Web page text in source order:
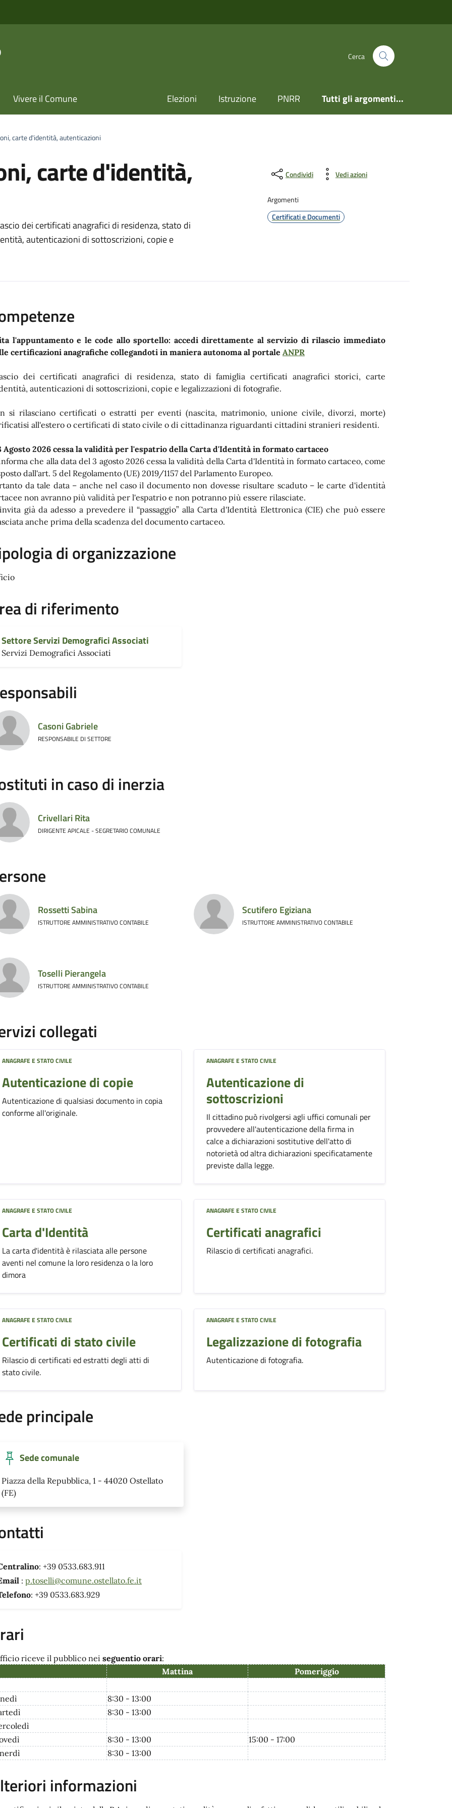
Cerca
Vivere il Comune Elezioni Istruzione PNRR Tutti gli argomenti...
carte d'identità, autenticazioni
carte d'identità,
dei certificati anagrafici di residenza, stato di
autenticazioni di sottoscrizioni, copie e
Condividi Vedi azioni
Argomenti
Certificati e Documenti
l'appuntamento e le code allo sportello: accedi direttamente al servizio di rilascio immediato
certificazioni anagrafiche collegandoti in maniera autonoma al portale ANPR
dei certificati anagrafici di residenza, stato di famiglia certificati anagrafici storici, carte
autenticazioni di sottoscrizioni, copie e legalizzazioni di fotografie.
si rilasciano certificati o estratti per eventi (nascita, matrimonio, unione civile, divorzi, morte)
all'estero o certificati di stato civile o di cittadinanza riguardanti cittadini stranieri residenti.
Agosto 2026 cessa la validità per l'espatrio della Carta d'Identità in formato cartaceo
che alla data del 3 agosto 2026 cessa la validità della Carta d'Identità in formato cartaceo, come
dall'art. 5 del Regolamento (UE) 2019/1157 del Parlamento Europeo.
da tale data – anche nel caso il documento non dovesse risultare scaduto – le carte d'identità
non avranno più validità per l'espatrio e non potranno più essere rilasciate.
già da adesso a prevedere il “passaggio” alla Carta d'Identità Elettronica (CIE) che può essere
anche prima della scadenza del documento cartaceo.
di organizzazione
di riferimento
Settore Servizi Demografici Associati
Servizi Demografici Associati
Casoni Gabriele
RESPONSABILE DI SETTORE
in caso di inerzia
Crivellari Rita
DIRIGENTE APICALE - SEGRETARIO COMUNALE
Rossetti Sabina
ISTRUTTORE AMMINISTRATIVO CONTABILE
Scutifero Egiziana
ISTRUTTORE AMMINISTRATIVO CONTABILE
Toselli Pierangela
ISTRUTTORE AMMINISTRATIVO CONTABILE
collegati
ANAGRAFE E STATO CIVILE
Autenticazione di copie
Autenticazione di qualsiasi documento in copia
conforme all'originale.
ANAGRAFE E STATO CIVILE
Autenticazione di
sottoscrizioni
Il cittadino può rivolgersi agli uffici comunali per
provvedere all'autenticazione della firma in
calce a dichiarazioni sostitutive dell'atto di
notorietà od altra dichiarazioni specificatamente
previste dalla legge.
ANAGRAFE E STATO CIVILE
Carta d'Identità
La carta d'identità è rilasciata alle persone
aventi nel comune la loro residenza o la loro
dimora
ANAGRAFE E STATO CIVILE
Certificati anagrafici
Rilascio di certificati anagrafici.
ANAGRAFE E STATO CIVILE
Certificati di stato civile
Rilascio di certificati ed estratti degli atti di
stato civile.
ANAGRAFE E STATO CIVILE
Legalizzazione di fotografia
Autenticazione di fotografia.
principale
Sede comunale
Piazza della Repubblica, 1 - 44020 Ostellato
(FE)
: +39 0533.683.911
: p.toselli@comune.ostellato.fe.it
: +39 0533.683.929
riceve il pubblico nei seguentio orari:
Mattina
Pomeriggio
8:30 - 13:00
8:30 - 13:00
8:30 - 13:00
15:00 - 17:00
8:30 - 13:00
informazioni